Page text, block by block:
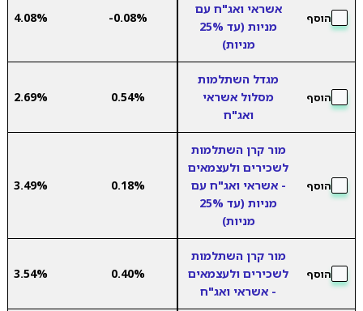
הוסף
אשראי ואג"ח עם
מניות (עד 25%
מניות)
-0.08%
4.08%
הוסף
מגדל השתלמות
מסלול אשראי
ואג"ח
0.54%
2.69%
הוסף
מור קרן השתלמות
לשכירים ולעצמאים
- אשראי ואג"ח עם
מניות (עד 25%
מניות)
0.18%
3.49%
הוסף
מור קרן השתלמות
לשכירים ולעצמאים
- אשראי ואג"ח
0.40%
3.54%